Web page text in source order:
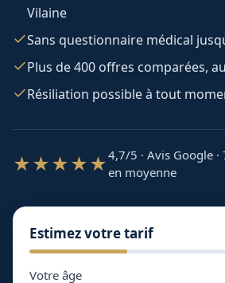
Vilaine
Sans questionnaire médical
Plus de 400 offres comparées,
Résiliation possible à tout
★★★★★4,7/5 · Avis Google ·
en moyenne
Estimez votre tarif
Votre âge